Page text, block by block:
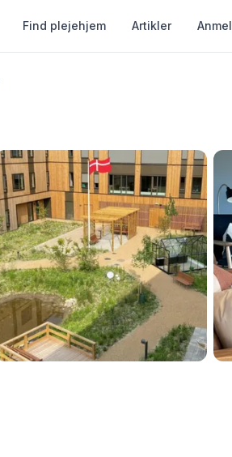
Find plejehjem Artikler